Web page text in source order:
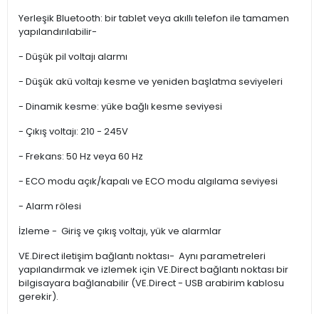
Yerleşik Bluetooth: bir tablet veya akıllı telefon ile tamamen
yapılandırılabilir-
- Düşük pil voltajı alarmı
- Düşük akü voltajı kesme ve yeniden başlatma seviyeleri
- Dinamik kesme: yüke bağlı kesme seviyesi
- Çıkış voltajı: 210 - 245V
- Frekans: 50 Hz veya 60 Hz
- ECO modu açık/kapalı ve ECO modu algılama seviyesi
- Alarm rölesi
İzleme - Giriş ve çıkış voltajı, yük ve alarmlar
VE.Direct iletişim bağlantı noktası- Aynı parametreleri
yapılandırmak ve izlemek için VE.Direct bağlantı noktası bir
bilgisayara bağlanabilir (VE.Direct - USB arabirim kablosu
gerekir).